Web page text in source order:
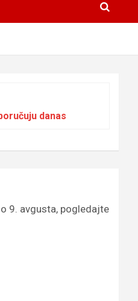
danas
9. avgusta, pogledajte